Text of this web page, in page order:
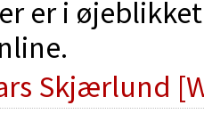
er i
Skjærlund